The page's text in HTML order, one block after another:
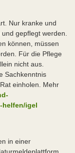
Nur kranke und
gepflegt werden.
können, müssen
Für die Pflege
nicht aus.
Sachkenntnis
einholen. Mehr
helfen/igel
in einer